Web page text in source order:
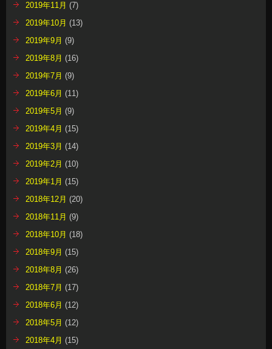
2019年11月 (7)
2019年10月 (13)
2019年9月 (9)
2019年8月 (16)
2019年7月 (9)
2019年6月 (11)
2019年5月 (9)
2019年4月 (15)
2019年3月 (14)
2019年2月 (10)
2019年1月 (15)
2018年12月 (20)
2018年11月 (9)
2018年10月 (18)
2018年9月 (15)
2018年8月 (26)
2018年7月 (17)
2018年6月 (12)
2018年5月 (12)
2018年4月 (15)